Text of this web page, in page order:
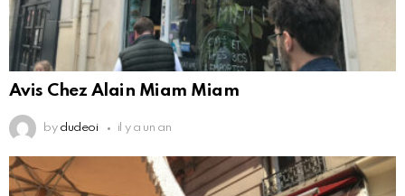
Avis Chez Alain Miam Miam
by dudeoi il y a un an